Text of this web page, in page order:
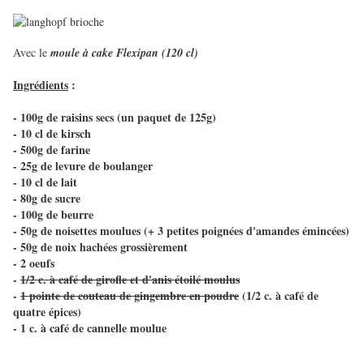
Avec le moule à cake Flexipan (120 cl)
Ingrédients :
- 100g de raisins secs (un paquet de 125g)
- 10 cl de kirsch
- 500g de farine
- 25g de levure de boulanger
- 10 cl de lait
- 80g de sucre
- 100g de beurre
- 50g de noisettes moulues (+ 3 petites poignées d'amandes émincées)
- 50g de noix hachées grossièrement
- 2 oeufs
- 1/2 c. à café de girofle et d'anis étoilé moulus
- 1 pointe de couteau de gingembre en poudre(1/2 c. à café de
quatre épices)
- 1 c. à café de cannelle moulue